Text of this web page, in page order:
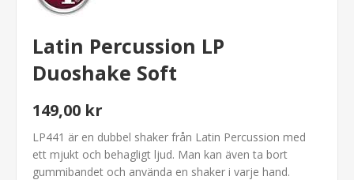
Latin Percussion LP
Duoshake Soft
149,00 kr
LP441 är en dubbel shaker från Latin Percussion med
ett mjukt och behagligt ljud. Man kan även ta bort
gummibandet och använda en shaker i varje hand.